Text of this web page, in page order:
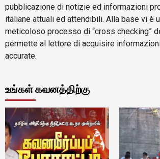
pubblicazione di notizie ed informazioni
italiane attuali ed attendibili. Alla base vi è
meticoloso processo di “cross checking”
permette al lettore di acquisire
accurate.
உங்கள் கவனத்திற்கு